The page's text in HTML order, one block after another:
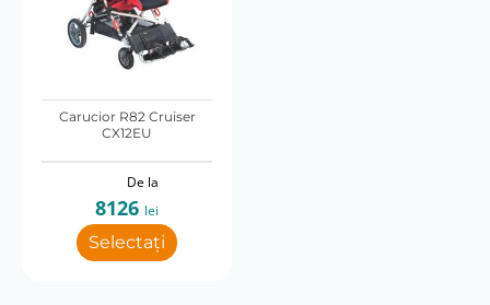
Latime pliat (cm)
Marime
Marime 1
Marime 2
Carucior R82 Cruiser
CX12EU
De la
8126 lei
Selectați